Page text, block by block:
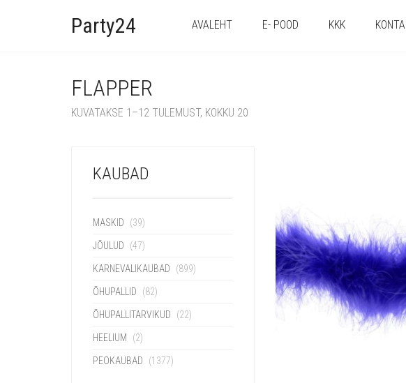
Party24 AVALEHT E- POOD KKK
FLAPPER
KUVATAKSE 1–12 TULEMUST, KOKKU 20
KAUBAD
MASKID (39)
JÕULUD (47)
KARNEVALIKAUBAD (899)
ÕHUPALLID (82)
ÕHUPALLITARVIKUD (22)
HEELIUM (2)
PEOKAUBAD (1377)